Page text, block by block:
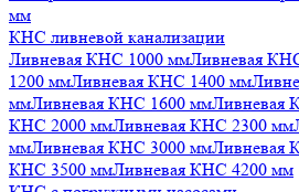
мм
КНС ливневой канализации
Ливневая КНС 1000 ммЛивневая
1200 ммЛивневая КНС 1400 мм
ммЛивневая КНС 1600 ммЛивневая
КНС 2000 ммЛивневая КНС 2300 мм
ммЛивневая КНС 3000 ммЛивневая
КНС 3500 ммЛивневая КНС 4200 мм